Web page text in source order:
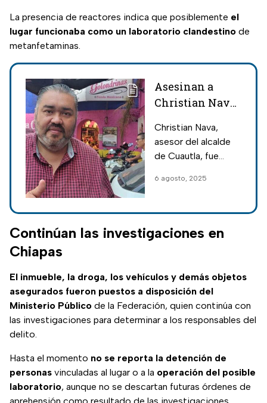
La presencia de reactores indica que posiblemente el
lugar funcionaba como un laboratorio clandestino de
metanfetaminas.
Asesinan a
Christian Nava,
alcalde de
Cuautla, en
Christian Nava,
asesor del alcalde
de Cuautla, fue
restaurante este
violencia en
Morelos continúa
pese al refuerzo de
6 agosto, 2025
Continúan las investigaciones en
Chiapas
El inmueble, la droga, los vehículos y demás objetos
asegurados fueron puestos a disposición del
Ministerio Público de la Federación, quien continúa con
las investigaciones para determinar a los responsables del
delito.
Hasta el momento no se reporta la detención de
personas vinculadas al lugar o a la operación del posible
laboratorio, aunque no se descartan futuras órdenes de